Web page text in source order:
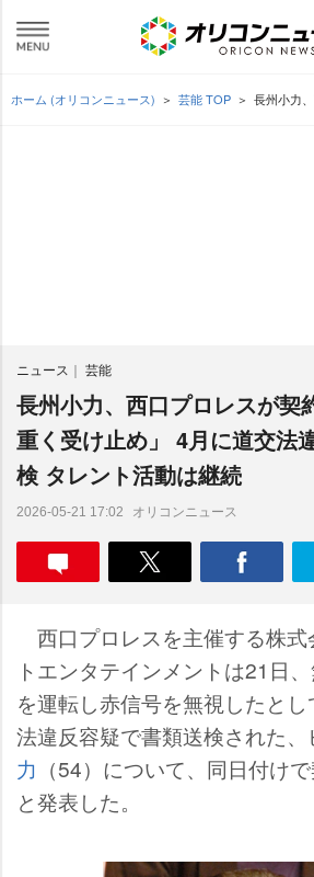
ホーム (オリコンニュース) 芸能 TOP 長州小力
ニュース 芸能
長州小力、西口プロレスが契
重く受け止め」 4月に道交法
検 タレント活動は継続
2026-05-21 17:02 オリコンニュース
西口プロレスを主催する株式
トエンタテインメントは21日
を運転し赤信号を無視したと
法違反容疑で書類送検された
力 （54）について、同日付け
と発表した。